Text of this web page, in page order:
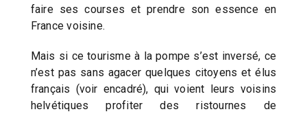
faire ses courses et prendre son essence en
France voisine.
Mais si ce tourisme à la pompe s’est inversé, ce
n’est pas sans agacer quelques citoyens et élus
français (voir encadré), qui voient leurs voisins
helvétiques profiter des ristournes de